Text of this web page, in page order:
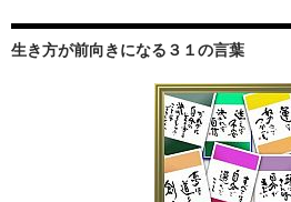
生き方が前向きになる３１の言葉